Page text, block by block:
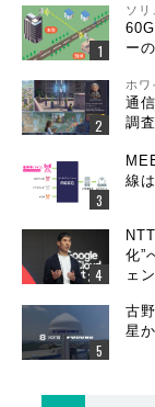
ソリ
ー
ホワ
通
調
線
化”
ェ
古
星